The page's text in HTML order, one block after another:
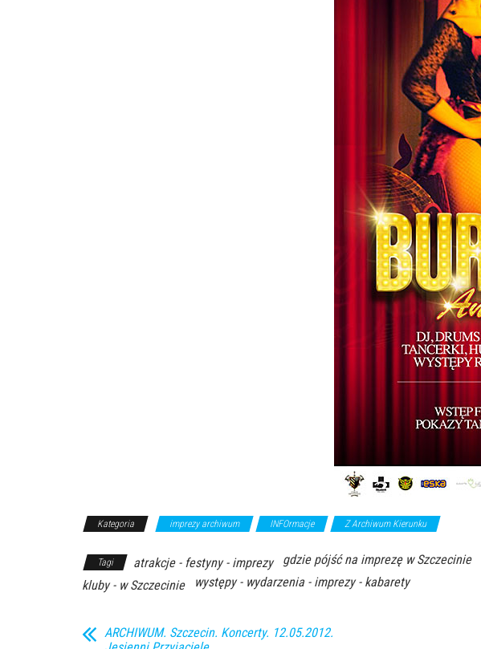
Kategoria imprezy archiwum INFOrmacje Z Archiwum Kierunku
Tagi atrakcje - festyny - imprezy gdzie pójść na imprezę w Szczecinie
kluby - w Szczecinie
występy - wydarzenia - imprezy - kabarety
ARCHIWUM. Szczecin. Koncerty. 12.05.2012.